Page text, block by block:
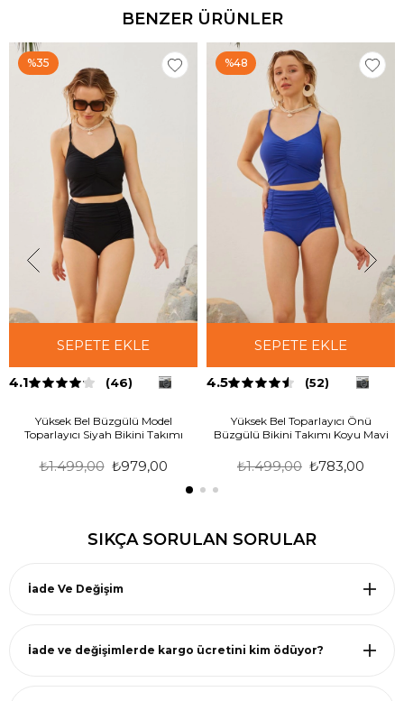
BENZER ÜRÜNLER
SEPETE EKLE
4.1 (46)
Yüksek Bel Büzgülü Model
Toparlayıcı Siyah Bikini Takımı
₺979,00
₺1.499,00
%35
SEPETE EKLE
4.5 (52)
Yüksek Bel Toparlayıcı Önü
Büzgülü Bikini Takımı Koyu Mavi
₺783,00
₺1.499,00
%48
SIKÇA SORULAN SORULAR
İade Ve Değişim
İade ve değişimlerde kargo ücretini kim ödüyor?